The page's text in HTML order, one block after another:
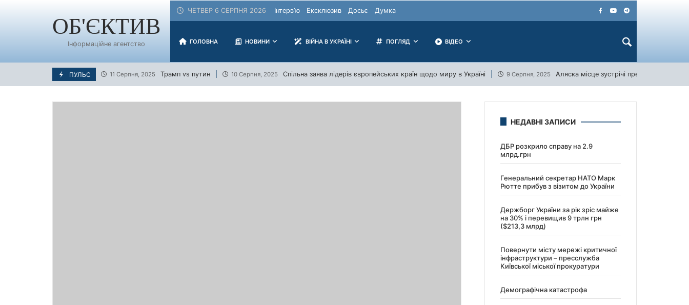
ОБ'ЄКТИВ
Інформаційне агентство
ЧЕТВЕР 6 СЕРПНЯ 2026 Інтерв’ю Ексклюзив Досьє Думка
ГОЛОВНА НОВИНИ ВІЙНА В УКРАЇНІ ПОГЛЯД ВІДЕО
ПУЛЬС 11 Серпня, 2025 Трамп vs путин 10 Серпня, 2025 Спільна заява лідерів європейських країн щодо миру в Україні 9 Серпня, 2025 Аляска місце зустрічі президентів США
НЕДАВНІ ЗАПИСИ
ДБР розкрило справу на 2.9
млрд.грн
Генеральний секретар НАТО Марк
Рютте прибув з візитом до України
Держборг України за рік зріс майже
на 30% і перевищив 9 трлн грн
($213,3 млрд)
Повернути місту мережі критичної
інфраструктури – пресслужба
Київської міської прокуратури
Демографічна катастрофа